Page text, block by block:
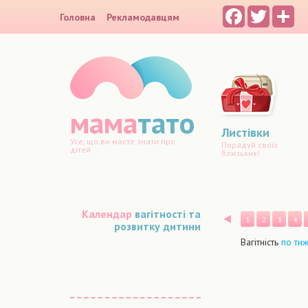
Головна Рекламодавцям FacebookTwitter
маматато
Усе, що ви маєте знати про
дітей
Листівки
Порадуй своїх
близьких!
Календар вагітності та
розвитку дитини
Назад
1 2 3 4
Вагітність по